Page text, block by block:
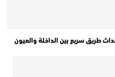
طريق سريع بين الداخلة والعيون